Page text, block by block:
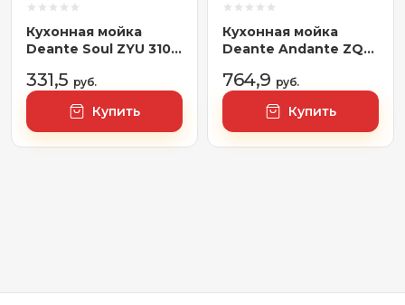
Кухонная мойка
Deante Soul ZYU 3103
331,5 руб.
Купить
Кухонная мойка
Deante Andante ZQN
металлик)
764,9 руб.
Купить